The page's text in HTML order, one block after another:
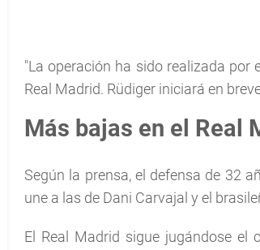
"La operación ha sido realizada por
Real Madrid. Rüdiger iniciará en
Más bajas en el Real
Según la prensa, el defensa de 32
une a las de Dani Carvajal y el
El Real Madrid sigue jugándose el